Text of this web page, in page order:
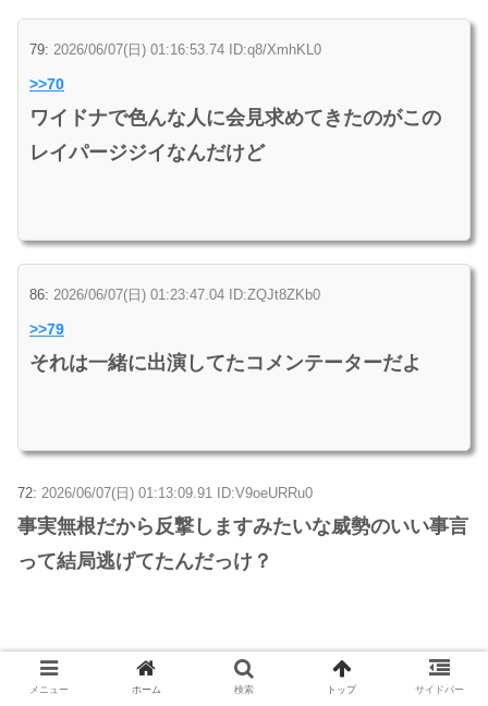
79: 2026/06/07(日) 01:16:53.74 ID:q8/XmhKL0
>>70
ワイドナで色んな人に会見求めてきたのがこの
レイパージジイなんだけど
86: 2026/06/07(日) 01:23:47.04 ID:ZQJt8ZKb0
>>79
それは一緒に出演してたコメンテーターだよ
72: 2026/06/07(日) 01:13:09.91 ID:V9oeURRu0
事実無根だから反撃しますみたいな威勢のいい事言
って結局逃げてたんだっけ？
81:2026/06/07(日) 01:18:13.76 ID:iF2stjxJ0
メニュー ホーム 検索 トップ サイドバー